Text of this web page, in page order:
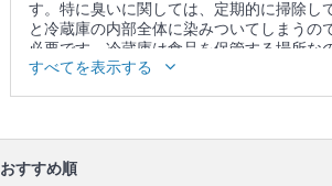
す。特に臭いに関しては、定期的に掃除し
と冷蔵庫の内部全体に染みついてしまうの
必要です。冷蔵庫は食品を保管する場所な
い移りにも注意しなければなりません。プ
口コミ
※本ページでは一部プロモーションを含む
すべてを表示する
おすすめ順